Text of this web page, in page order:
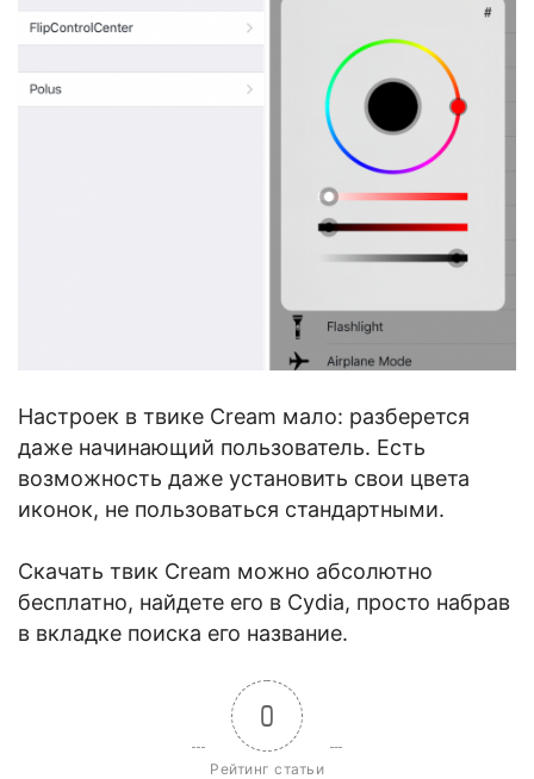
Настроек в твике Cream мало: разберется
даже начинающий пользователь. Есть
возможность даже установить свои цвета
иконок, не пользоваться стандартными.
Скачать твик Cream можно абсолютно
бесплатно, найдете его в Cydia, просто набрав
в вкладке поиска его название.
0
Рейтинг статьи